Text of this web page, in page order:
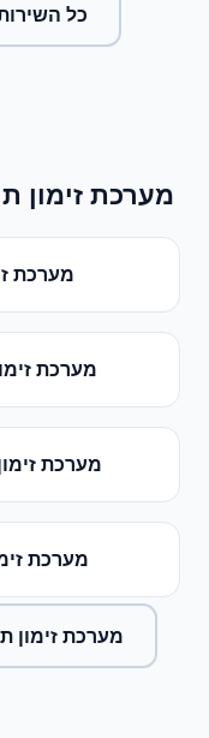
כל
מערכת זימון
מערכת
מערכת
מערכת
מערכת
מערכת זימון